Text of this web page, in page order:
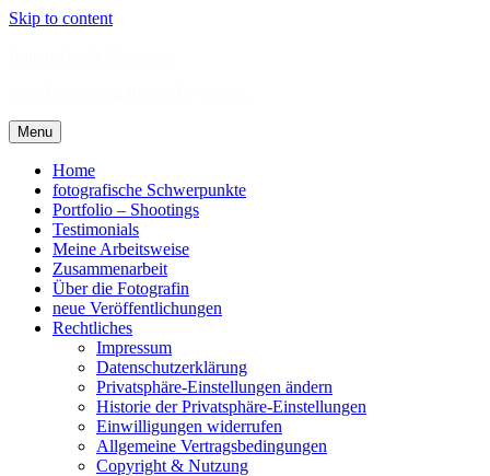
Skip to content
Menu
Home
fotografische Schwerpunkte
Portfolio – Shootings
Testimonials
Meine Arbeitsweise
Zusammenarbeit
Über die Fotografin
neue Veröffentlichungen
Rechtliches
Impressum
Datenschutzerklärung
Privatsphäre-Einstellungen ändern
Historie der Privatsphäre-Einstellungen
Einwilligungen widerrufen
Allgemeine Vertragsbedingungen
Copyright & Nutzung